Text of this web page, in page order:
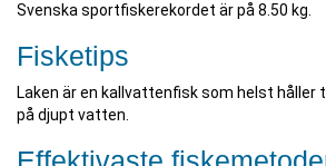
Svenska sportfiskerekordet är på 8.50 kg.
Fisketips
Laken är en kallvattenfisk som helst håller
på djupt vatten.